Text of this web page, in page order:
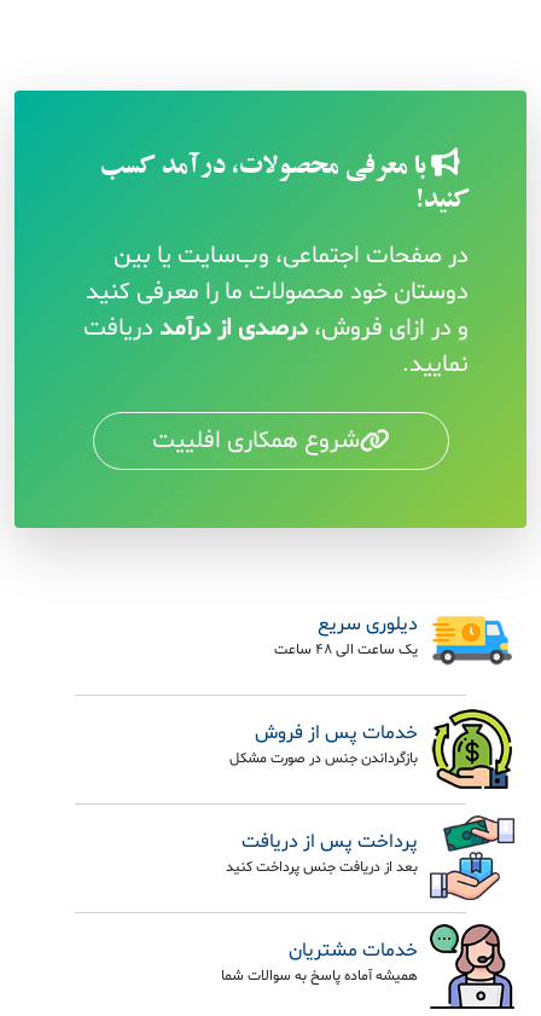
با معرفی محصولات، درآمد کسب
کنید!
در صفحات اجتماعی، وب‌سایت یا بین
دوستان خود محصولات ما را معرفی کنید
و در ازای فروش، درصدی از درآمد دریافت
نمایید.
شروع همکاری افلییت
دیلوری سریع
یک ساعت الی 48 ساعت
خدمات پس از فروش
بازگرداندن جنس در صورت مشکل
پرداخت پس از دریافت
بعد از دریافت جنس پرداخت کنید
خدمات مشتریان
همیشه آماده پاسخ به سوالات شما